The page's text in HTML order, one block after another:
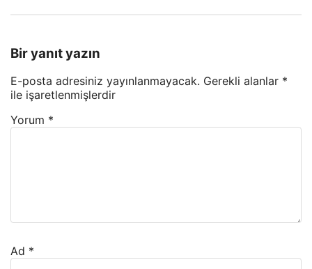
Bir yanıt yazın
E-posta adresiniz yayınlanmayacak. Gerekli alanlar *
ile işaretlenmişlerdir
Yorum *
Ad *